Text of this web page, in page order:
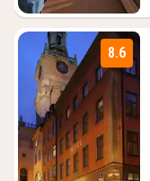
8.6